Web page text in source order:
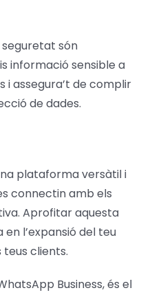
són
informació sensible a
i assegura’t de complir
de dades.
plataforma versàtil i
connectin amb els
Aprofitar aquesta
l’expansió del teu
teus clients.
Business, és el